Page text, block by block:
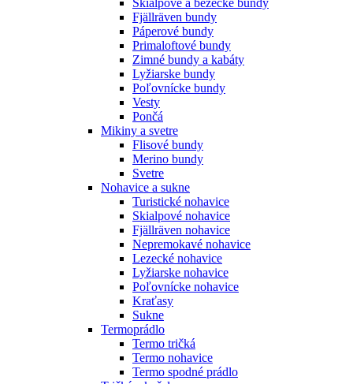
Skialpové a bežecké bundy
Fjällräven bundy
Páperové bundy
Primaloftové bundy
Zimné bundy a kabáty
Lyžiarske bundy
Poľovnícke bundy
Vesty
Pončá
Mikiny a svetre
Flisové bundy
Merino bundy
Svetre
Nohavice a sukne
Turistické nohavice
Skialpové nohavice
Fjällräven nohavice
Nepremokavé nohavice
Lezecké nohavice
Lyžiarske nohavice
Poľovnícke nohavice
Kraťasy
Sukne
Termoprádlo
Termo tričká
Termo nohavice
Termo spodné prádlo